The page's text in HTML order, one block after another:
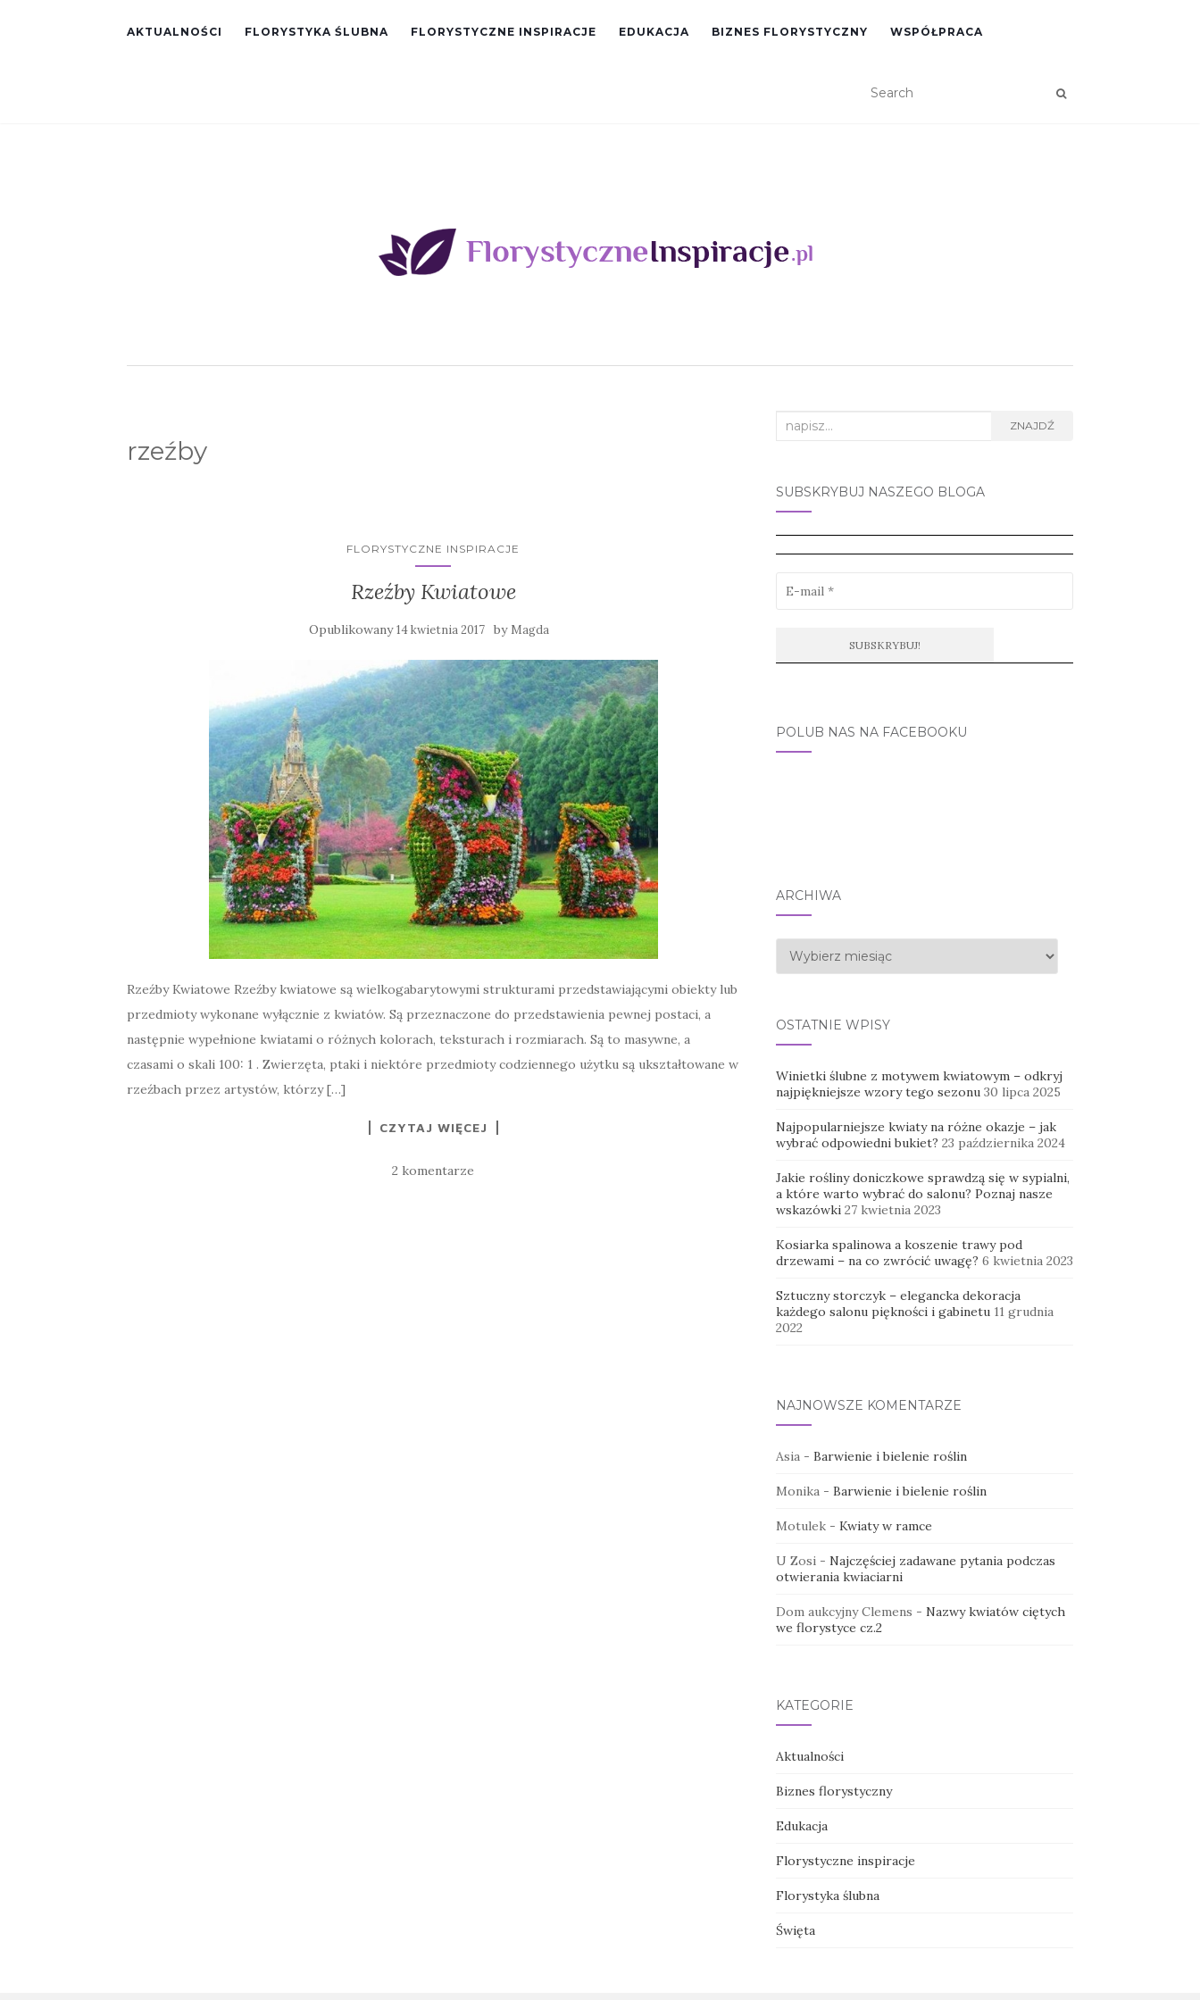
AKTUALNOŚCI FLORYSTYKA ŚLUBNA FLORYSTYCZNE INSPIRACJE EDUKACJA BIZNES FLORYSTYCZNY WSPÓŁPRACA
rzeźby
FLORYSTYCZNE INSPIRACJE
Rzeźby Kwiatowe
Opublikowany14 kwietnia 2017 by Magda
Rzeźby Kwiatowe Rzeźby kwiatowe są wielkogabarytowymi strukturami przedstawiającymi obiekty lub
przedmioty wykonane wyłącznie z kwiatów. Są przeznaczone do przedstawienia pewnej postaci, a
następnie wypełnione kwiatami o różnych kolorach, teksturach i rozmiarach. Są to masywne, a
czasami o skali 100: 1 . Zwierzęta, ptaki i niektóre przedmioty codziennego użytku są ukształtowane w
rzeźbach przez artystów, którzy […]
CZYTAJ WIĘCEJ
2 komentarze
Search
ZNAJDŹ
SUBSKRYBUJ NASZEGO BLOGA
POLUB NAS NA FACEBOOKU
ARCHIWA
Archiwa
OSTATNIE WPISY
Winietki ślubne z motywem kwiatowym – odkryj
najpiękniejsze wzory tego sezonu 30 lipca 2025
Najpopularniejsze kwiaty na różne okazje – jak
wybrać odpowiedni bukiet? 23 października 2024
Jakie rośliny doniczkowe sprawdzą się w sypialni,
a które warto wybrać do salonu? Poznaj nasze
wskazówki 27 kwietnia 2023
Kosiarka spalinowa a koszenie trawy pod
drzewami – na co zwrócić uwagę? 6 kwietnia 2023
Sztuczny storczyk – elegancka dekoracja
każdego salonu piękności i gabinetu 11 grudnia
2022
NAJNOWSZE KOMENTARZE
Asia- Barwienie i bielenie roślin
Monika- Barwienie i bielenie roślin
Motulek- Kwiaty w ramce
U Zosi- Najczęściej zadawane pytania podczas
otwierania kwiaciarni
Dom aukcyjny Clemens - Nazwy kwiatów ciętych
we florystyce cz.2
KATEGORIE
Aktualności
Biznes florystyczny
Edukacja
Florystyczne inspiracje
Florystyka ślubna
Święta